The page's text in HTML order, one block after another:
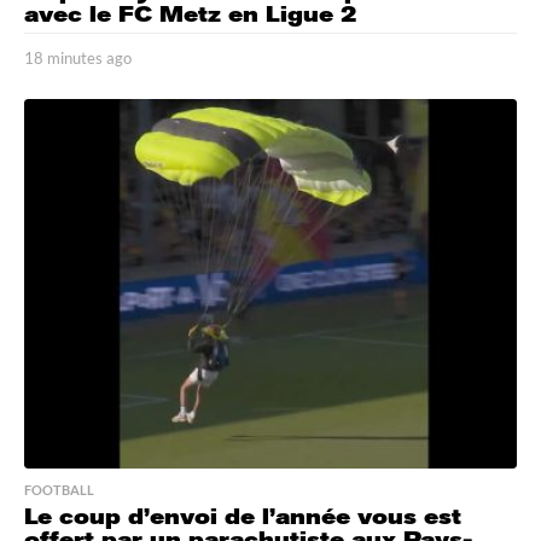
avec le FC Metz en Ligue 2
18 minutes ago
m
n
t
a
g
o
FOOTBALL
Le coup d’envoi de l’année vous est